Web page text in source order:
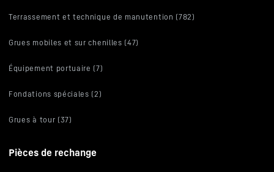
Terrassement et technique de manutention (782)
Grues mobiles et sur chenilles (47)
Équipement portuaire (7)
Fondations spéciales (2)
Grues à tour (37)
Pièces de rechange